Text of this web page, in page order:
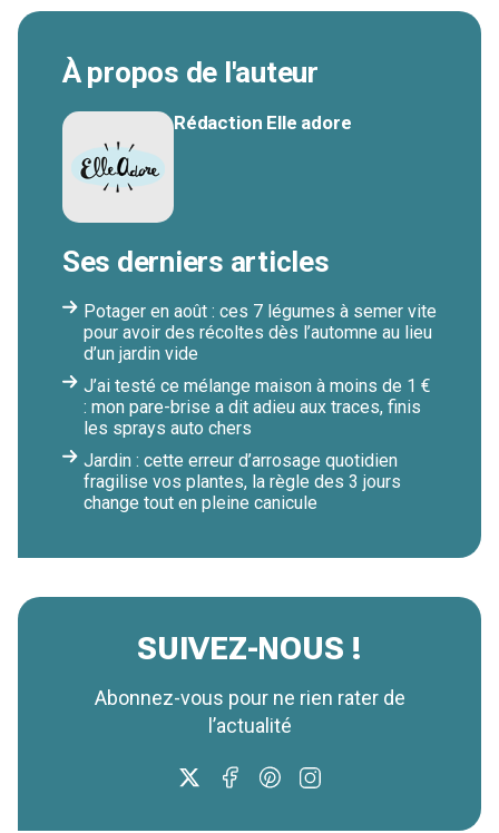
À propos de l'auteur
Rédaction Elle adore
Ses derniers articles
Potager en août : ces 7 légumes à semer vite
pour avoir des récoltes dès l’automne au lieu
d’un jardin vide
J’ai testé ce mélange maison à moins de 1 €
: mon pare-brise a dit adieu aux traces, finis
les sprays auto chers
Jardin : cette erreur d’arrosage quotidien
fragilise vos plantes, la règle des 3 jours
change tout en pleine canicule
SUIVEZ-NOUS !
Abonnez-vous pour ne rien rater de
l’actualité